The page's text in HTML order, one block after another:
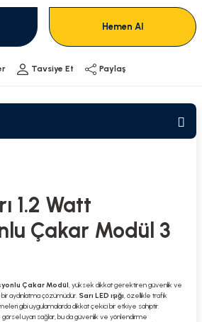
Hemen Al
Tavsiye Et Paylaş
1.2 Watt
Çakar Modül 3
Çakar Modül, yüksek dikkat gerektiren güvenlik ve
aydınlatma çözümüdür. Sarı LED ışığı, özellikle trafik
gibi uygulamalarda dikkat çekici bir etkiye sahiptir.
görsel uyarı sağlar, bu da güvenlik ve yönlendirme